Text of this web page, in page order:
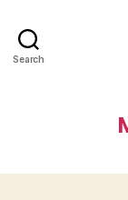
Search